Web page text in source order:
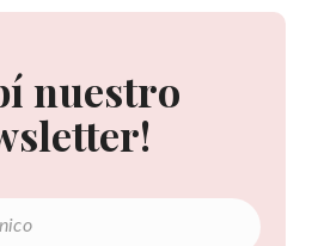
nuestro